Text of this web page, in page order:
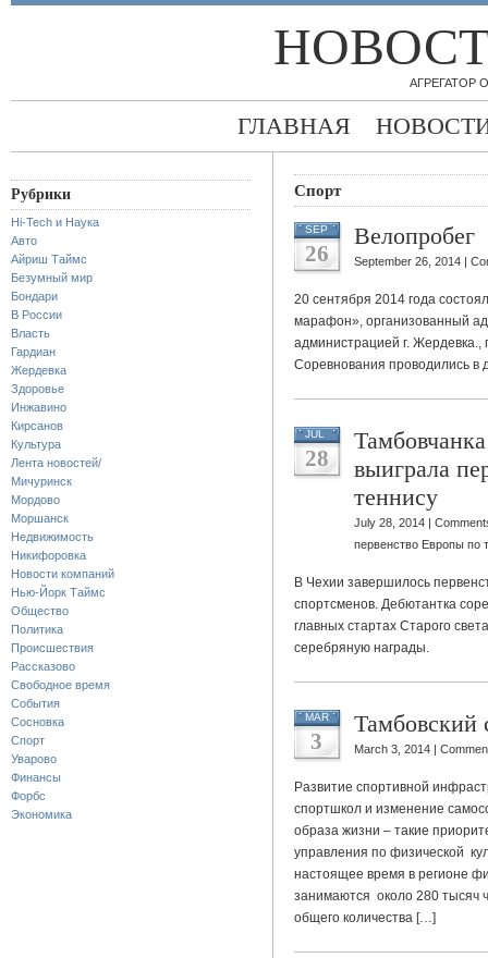
АГРЕГАТОР
ГЛАВНАЯ
Рубрики
Hi-Tech и Наука
Авто
Айриш Таймс
Безумный мир
Бондари
В России
Власть
Гардиан
Жердевка
Здоровье
Инжавино
Кирсанов
Культура
Лента новостей/
Мичуринск
Мордово
Моршанск
Недвижимость
Никифоровка
Новости компаний
Нью-Йорк Таймс
Общество
Политика
Происшествия
Рассказово
Свободное время
События
Сосновка
Спорт
Уварово
Финансы
Форбс
Экономика
Спорт
SEP
26
Велопробег
September 26, 2014 |
20 сентября 2014 года
марафон», организованный
администрацией г.
Соревнования проводились в
JUL
28
выиграла
теннису
July 28, 2014 |
первенство Европы по
В Чехии завершилось
спортсменов. Дебютантка
главных стартах Старого
серебряную награды.
MAR
3
Тамбовский
March 3, 2014 |
Развитие спортивной
спортшкол и изменение
образа жизни – такие
управления по физической
настоящее время в регионе
занимаются около 280 тысяч
общего количества […]